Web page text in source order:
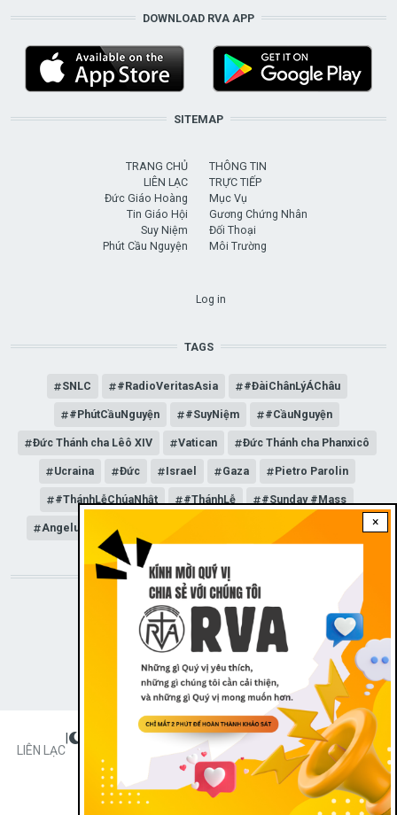
×
DOWNLOAD RVA APP
SITEMAP
TRANG CHỦ
LIÊN LẠC
Đức Giáo Hoàng
Tin Giáo Hội
Suy Niệm
Phút Cầu Nguyện
THÔNG TIN
TRỰC TIẾP
Mục Vụ
Gương Chứng Nhân
Đối Thoại
Môi Trường
Log in
TAGS
SNLC #RadioVeritasAsia #ĐàiChânLýÁChâu
#PhútCầuNguyện #SuyNiệm #CầuNguyện
Đức Thánh cha Lêô XIV Vatican Đức Thánh cha Phanxicô
Ucraina Đức Israel Gaza Pietro Parolin
#ThánhLễChúaNhật #ThánhLễ #Sunday #Mass
Angelus Đức Giáo hoàng Lêô XIV General Audience
STAY CONNECTED WITH US!
Radio Veritas Asia © 2023
FOOTER
LIÊN LẠC